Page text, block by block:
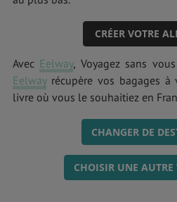
CRÉER VOTRE
Avec Eelway, Voyagez sans
Eelwayrécupère vos bagages à
livre où vous le souhaitiez en
CHANGER DE
CHOISIR UNE